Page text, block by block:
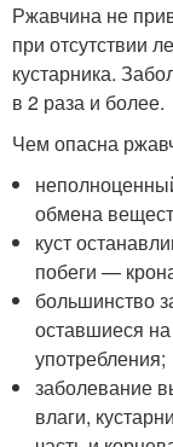
Ржавчина не
при отсутствии
кустарника.
в 2 раза и более.
Чем опасна
обмена
куст
побеги —
большинство
оставшиеся
употребления;
заболевание
влаги,